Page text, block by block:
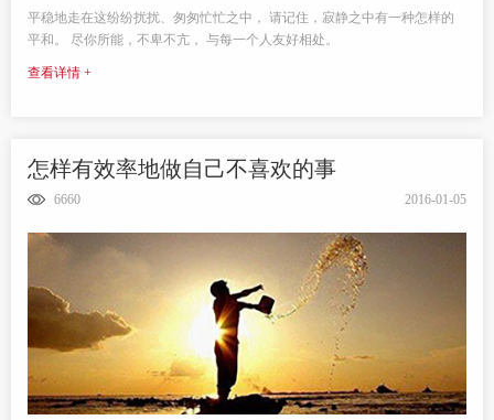
平稳地走在这纷纷扰扰、匆匆忙忙之中， 请记住，寂静之中有一种怎样的
平和。 尽你所能，不卑不亢， 与每一个人友好相处。
查看详情 +
怎样有效率地做自己不喜欢的事
6660 2016-01-05